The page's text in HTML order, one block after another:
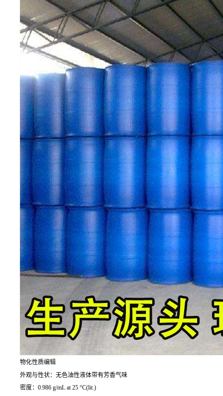
物化性质编辑
外观与性状：无色油性液体带有芳香气味
密度：0.986 g/mL at 25 °C(lit.)